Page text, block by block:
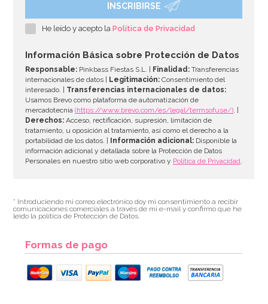
Juego de Rejilla y Molde para Bañar Dulces Wilton
AÑADIR
INSCRIBIRSE
He leído y acepto laPolítica de Privacidad
Información Básica sobre Protección de Datos
Responsable: Pinkbass Fiestas S.L. | Finalidad: Transferencias
internacionales de datos |
Legitimación: Consentimiento del
interesado. | Transferencias internacionales de datos:
Usamos Brevo como plataforma de automatización de
mercadotecnia(https://www.brevo.com/es/legal/termsofuse/). |
Derechos: Acceso, rectificación, supresión, limitación de
tratamiento, u oposición al tratamiento, así como el derecho a la
portabilidad de los datos. |
Información adicional: Disponible la
información adicional y detallada sobre la Protección de Datos
Personales en nuestro sitio web corporativo y Política de Privacidad.
* Introduciendo mi correo electrónico doy mi consentimiento a recibir
comunicaciones comerciales a través de mi e-mail y confirmo que he
leído la política de Protección de Datos.
Formas de pago